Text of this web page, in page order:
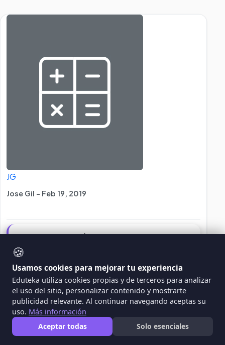
JG
Jose Gil - Feb 19, 2019
Ejercicio De Cálculo
en este proyecto plantearemos diferentes
ejercicios de cálculo para ver hasta dónde eres
capaz de llegar gracias al conocimiento
adquirido a través de las matemáticas.
WEBQUEST MATEMÁTICAS
🍪
Usamos cookies para mejorar tu experiencia
Eduteka utiliza cookies propias y de terceros para analizar
el uso del sitio, personalizar contenido y mostrarte
publicidad relevante. Al continuar navegando aceptas su
uso. Más información
Aceptar todas
Solo esenciales